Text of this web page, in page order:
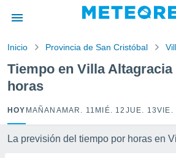
ha sido
para
que se
calidad.
a este
las
Inicio Provincia de San Cristóbal
Tiempo en Villa Altagracia
horas
HOY MAÑANA MAR. 11 MIÉ. 12 JUE. 13VIE.
La previsión del tiempo por horas en